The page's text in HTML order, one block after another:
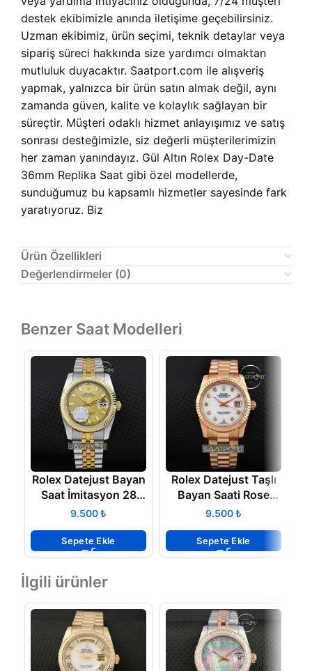
destek ekibimizle anında iletişime geçebilirsiniz.
Uzman ekibimiz, ürün seçimi, teknik detaylar veya
sipariş süreci hakkında size yardımcı olmaktan
mutluluk duyacaktır. Saatport.com ile alışveriş
yapmak, yalnızca bir ürün satın almak değil, aynı
zamanda güven, kalite ve kolaylık sağlayan bir
süreçtir. Müşteri odaklı hizmet anlayışımız ve satış
sonrası desteğimizle, siz değerli müşterilerimizin
her zaman yanındayız. Gül Altın Rolex Day-Date
36mm Replika Saat gibi özel modellerde,
sunduğumuz bu kapsamlı hizmetler sayesinde fark
yaratıyoruz. Biz
Ürün Özellikleri
Değerlendirmeler (0)
Benzer Saat Modelleri
Rolex Datejust Bayan
Saat İmitasyon 28
fiyatları
₺
Sepete Ekle
Rolex Datejust Taşlı
Bayan Saati Rose
Gold₺
Sepete Ekle
İlgili ürünler